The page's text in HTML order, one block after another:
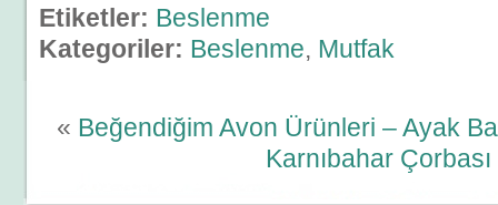
Etiketler: Beslenme
Kategoriler: Beslenme, Mutfak
« Beğendiğim Avon Ürünleri – Ayak
Karnıbahar Çorbası